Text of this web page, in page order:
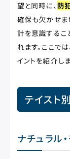
望と同時に、 防
確保も欠かせま
計を意識するこ
れます。ここで
イントを紹介しま
テイスト
ナチュラル